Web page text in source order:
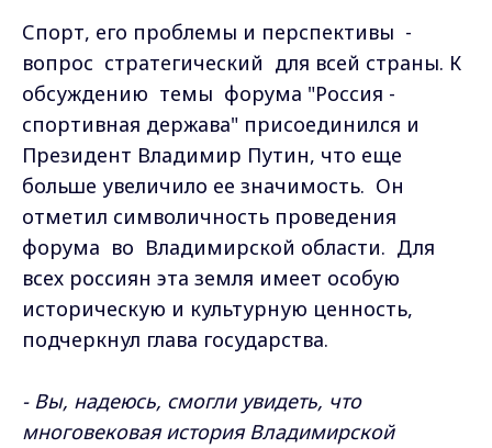
Спорт, его проблемы и перспективы -
вопрос стратегический для всей страны. К
обсуждению темы форума "Россия -
спортивная держава" присоединился и
Президент Владимир Путин, что еще
больше увеличило ее значимость. Он
отметил символичность проведения
форума во Владимирской области. Для
всех россиян эта земля имеет особую
историческую и культурную ценность,
подчеркнул глава государства.
- Вы, надеюсь, смогли увидеть, что
многовековая история Владимирской